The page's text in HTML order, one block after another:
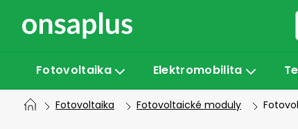
obsah
Fotovoltaika Elektromobilita
Fotovoltaika Fotovoltaické moduly